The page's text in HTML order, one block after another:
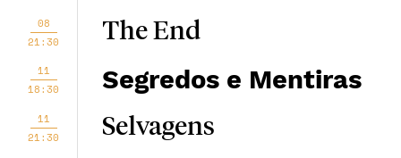
08
21:30
The End
11
18:30
Segredos e Mentiras
11
21:30
Selvagens